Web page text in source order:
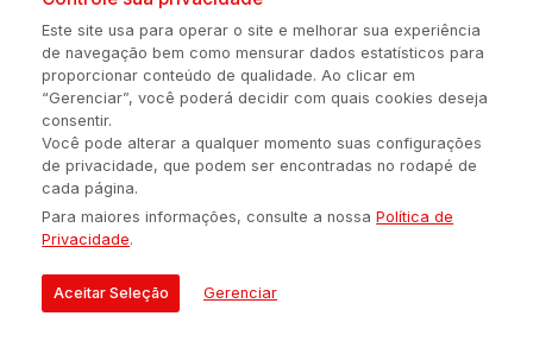
Atlântico volta à Série A diante
do Marau nesta quarta
ChampionShip de Handebol
movimenta Erechim com
grandes jogos
ingressos para partida final pela
primeira fase da LNF
Este site usa para operar o site e melhorar sua experiência
de navegação bem como mensurar dados estatísticos para
proporcionar conteúdo de qualidade. Ao clicar em
“Gerenciar”, você poderá decidir com quais cookies deseja
consentir.
Você pode alterar a qualquer momento suas configurações
de privacidade, que podem ser encontradas no rodapé de
cada página.
Para maiores informações, consulte a nossaPolítica de
Privacidade.
Aceitar Seleção Gerenciar